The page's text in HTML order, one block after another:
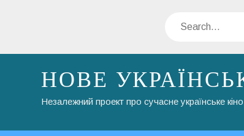
Search
НОВЕ
Незалежний проект про сучасне українське кіно